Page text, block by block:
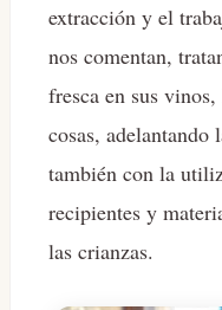
extracción y el
nos comentan,
fresca en sus
cosas, adelantando
también con la
recipientes y
las crianzas.